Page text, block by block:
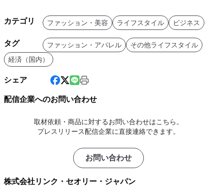
カテゴリ ファッション・美容 ライフスタイル ビジネス
タグ ファッション・アパレル
その他ライフスタイル
経済（国内）
シェア
配信企業へのお問い合わせ
取材依頼・商品に対するお問い合わせはこちら。
プレスリリース配信企業に直接連絡できます。
お問い合わせ
株式会社リンク・セオリー・ジャパン